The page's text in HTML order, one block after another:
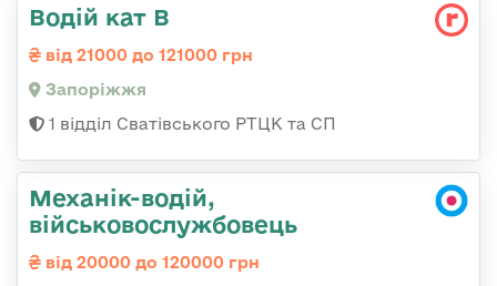
Водій кат В
від 21000 до 121000 грн
Запоріжжя
1 відділ Сватівського РТЦК та СП
Механік-водій,
військовослужбовець
від 20000 до 120000 грн